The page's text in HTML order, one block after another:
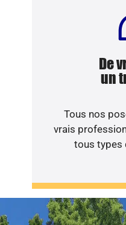
De
un
Tous nos
vrais
tous types